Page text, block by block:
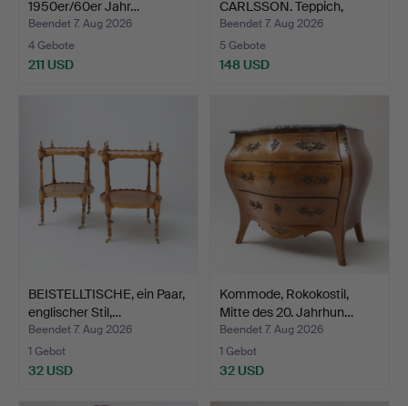
1950er/60er Jahr…
Beendet 7. Aug 2026
4 Gebote
211 USD
CARLSSON. Teppich,
Röllakan,…
Beendet 7. Aug 2026
5 Gebote
148 USD
BEISTELLTISCHE, ein Paar,
englischer Stil,…
Beendet 7. Aug 2026
1 Gebot
32 USD
Kommode, Rokokostil,
Mitte des 20. Jahrhun…
Beendet 7. Aug 2026
1 Gebot
32 USD